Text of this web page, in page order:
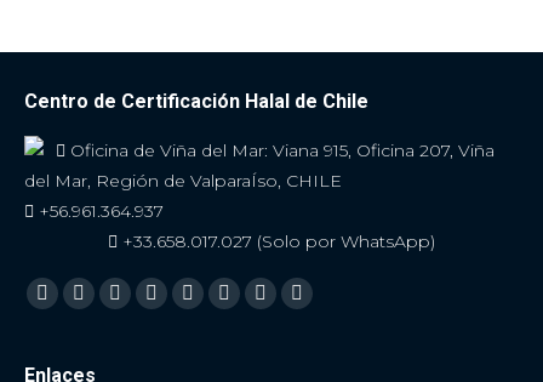
Centro de Certificación Halal de Chile
Oficina de Viña del Mar: Viana 915, Oficina 207, Viña
del Mar, Región de ValparaÍso, CHILE
+56.961.364.937
+33.658.017.027 (Solo por WhatsApp)
Encuéntranos en:
Facebook
TwitterYouTube
Linkedin
SkypeInstagram
MailViber
Enlaces